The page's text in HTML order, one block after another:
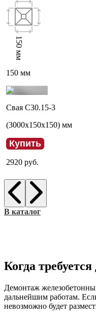
150
мм
150 мм
Свая С30.15-3
(3000x150x150) мм
Купить
2920 руб.
В каталог
Когда
Демонтаж
дальнейшим работам.
невозможно будет